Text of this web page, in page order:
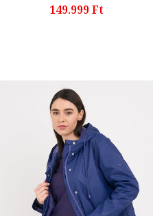
149.999 Ft